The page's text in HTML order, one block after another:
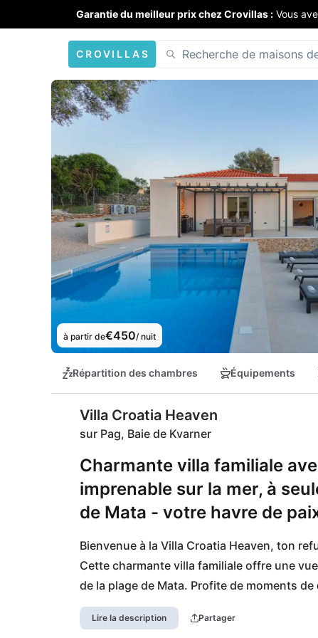
Garantie du meilleur prix chez Crovillas : Vous
CROVILLAS
à partir de€450/ nuit
Répartition des chambres Équipements
Villa Croatia Heaven
sur Pag, Baie de Kvarner
Charmante villa familiale
imprenable sur la mer, à
de Mata - votre havre de
Bienvenue à la Villa Croatia Heaven, ton
Cette charmante villa familiale offre une
de la plage de Mata. Profite de moments
la vie quotidienne dans ton sauna
Lire la description Partager